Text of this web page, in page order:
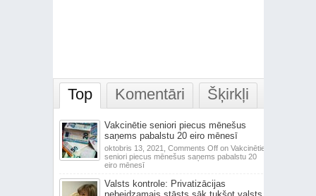
Top Komentāri Šķirkļi
Vakcinētie seniori piecus mēnešus
saņems pabalstu 20 eiro mēnesī
oktobris 13, 2021, Comments Offon Vakcinētie
seniori piecus mēnešus saņems pabalstu 20
eiro mēnesī
Valsts kontrole: Privatizācijas